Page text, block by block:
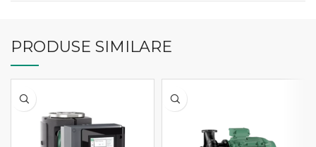
PRODUSE SIMILARE